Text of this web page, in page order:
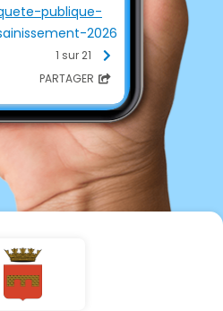
publique-
2026
1 sur 21
PARTAGER